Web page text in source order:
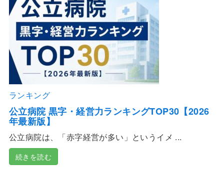
ランキング
公立病院 黒字・経営力ランキングTOP30【2026
年最新版】
公立病院は、「赤字経営が多い」というイメ ...
続きを読む